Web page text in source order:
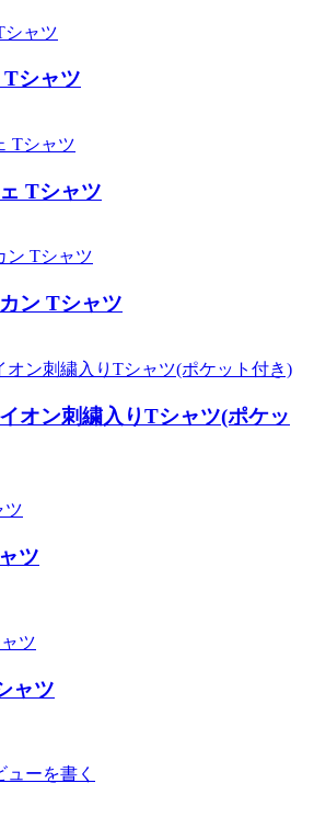
シャツ
Tシャツ
ン Tシャツ
オン刺繍入りTシャツ(ポケッ
ツ
ャツ
ーを書く